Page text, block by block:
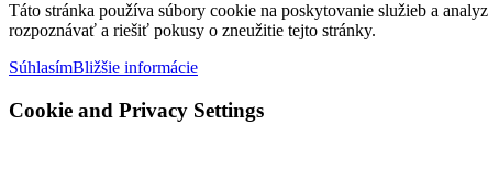
Táto stránka používa súbory cookie na poskytovanie služieb a
rozpoznávať a riešiť pokusy o zneužitie tejto stránky.
SúhlasímBližšie informácie
Cookie and Privacy Settings